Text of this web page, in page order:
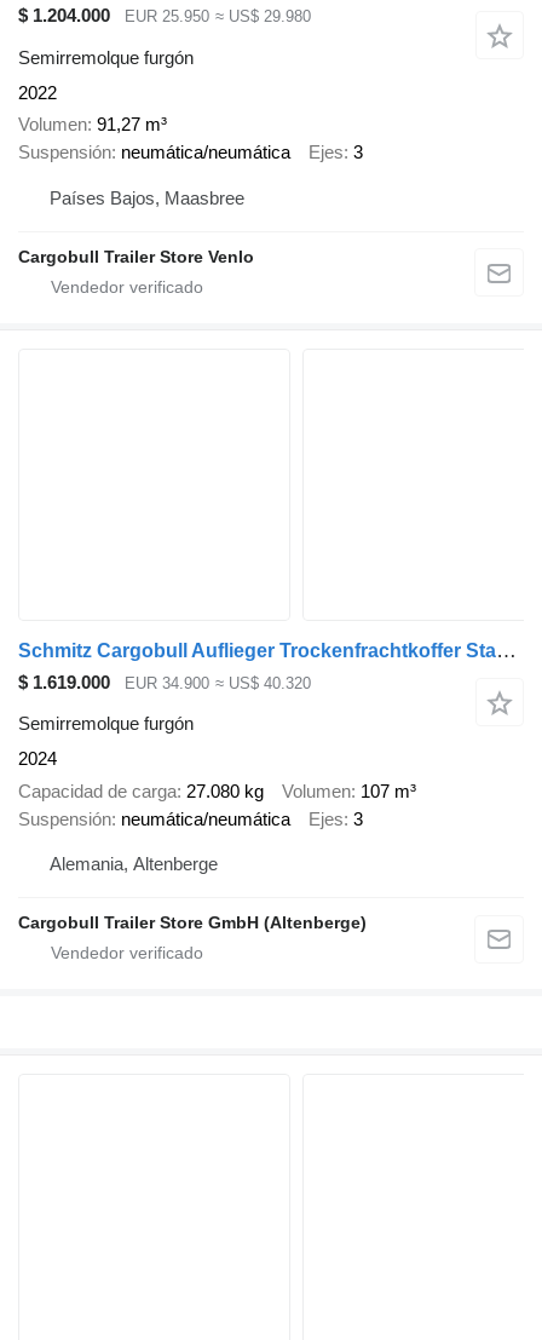
$ 1.204.000 EUR 25.950 ≈ US$ 29.980
Semirremolque furgón
2022
Volumen 91,27 m³
Suspensión neumática/neumática Ejes 3
Países Bajos, Maasbree
Cargobull Trailer Store Venlo
Schmitz Cargobull Auflieger Trockenfrachtkoffer Standard Double deck
$ 1.619.000 EUR 34.900 ≈ US$ 40.320
Semirremolque furgón
2024
Capacidad de carga 27.080 kg Volumen 107 m³
Suspensión neumática/neumática Ejes 3
Alemania, Altenberge
Cargobull Trailer Store GmbH (Altenberge)